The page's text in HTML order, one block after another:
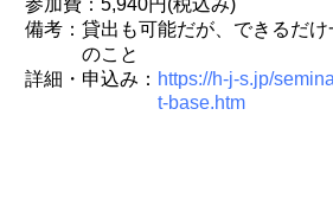
備考：貸出も可能だが、できるだ
のこと
詳細・申込み： https://h-j-s.jp/
t-base.htm